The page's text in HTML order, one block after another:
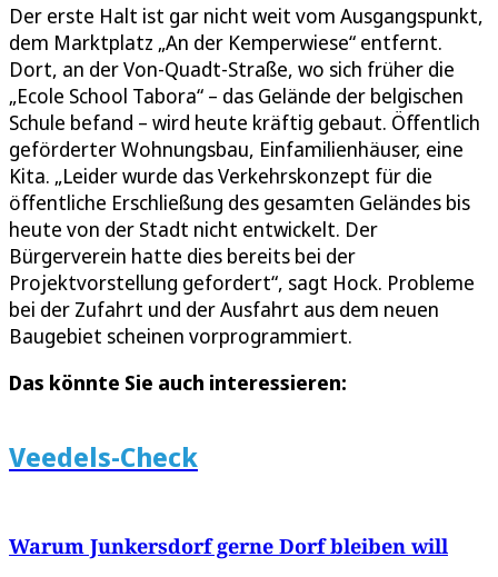
Der erste Halt ist gar nicht weit vom Ausgangspunkt,
dem Marktplatz „An der Kemperwiese“ entfernt.
Dort, an der Von-Quadt-Straße, wo sich früher die
„Ecole School Tabora“ – das Gelände der belgischen
Schule befand – wird heute kräftig gebaut. Öffentlich
geförderter Wohnungsbau, Einfamilienhäuser, eine
Kita. „Leider wurde das Verkehrskonzept für die
öffentliche Erschließung des gesamten Geländes bis
heute von der Stadt nicht entwickelt. Der
Bürgerverein hatte dies bereits bei der
Projektvorstellung gefordert“, sagt Hock. Probleme
bei der Zufahrt und der Ausfahrt aus dem neuen
Baugebiet scheinen vorprogrammiert.
Das könnte Sie auch interessieren:
Veedels-Check
Warum Junkersdorf gerne Dorf bleiben will